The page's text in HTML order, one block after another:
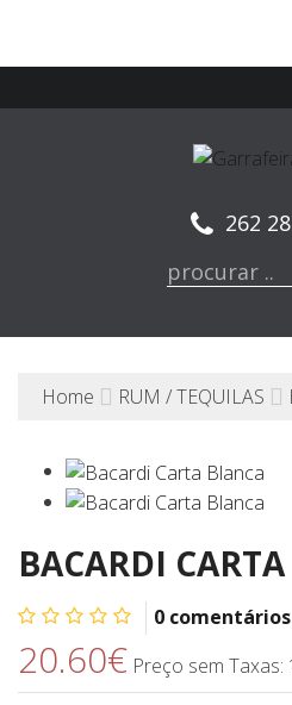
262
Home RUM / TEQUILAS
BACARDI
0 comentários
20.60€ Preço sem Taxas: